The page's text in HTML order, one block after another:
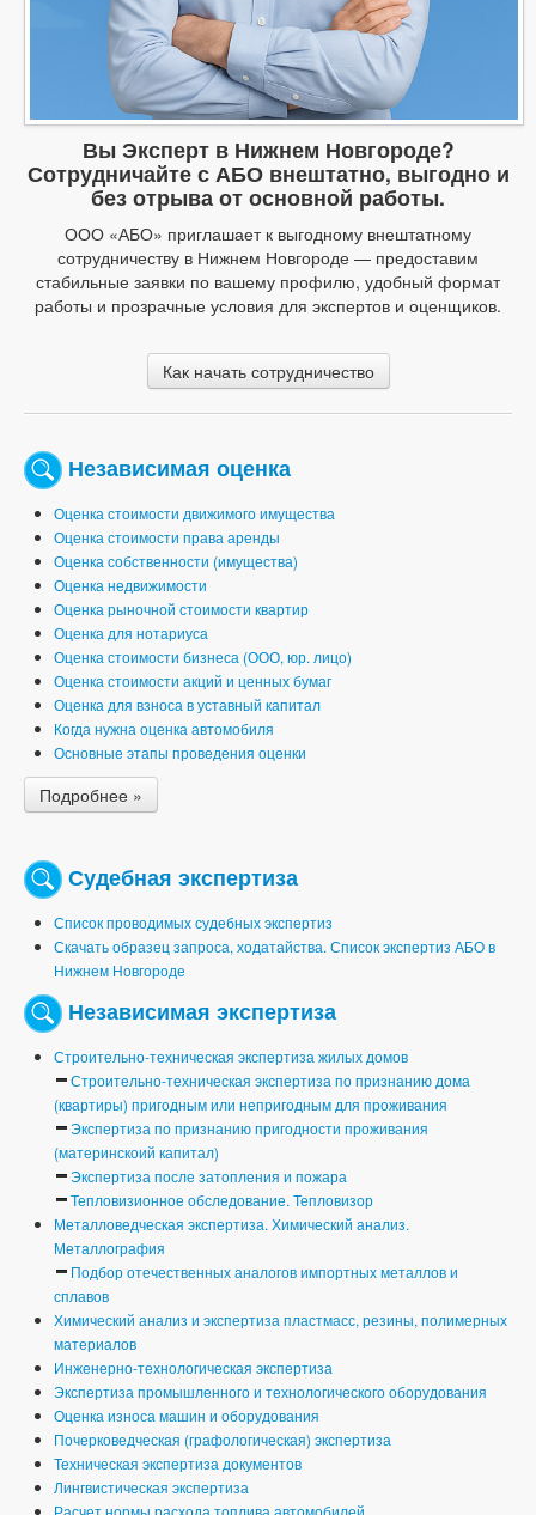
Вы Эксперт в Нижнем Новгороде?
Сотрудничайте с АБО внештатно, выгодно и
без отрыва от основной работы.
ООО «АБО» приглашает к выгодному внештатному
сотрудничеству в Нижнем Новгороде — предоставим
стабильные заявки по вашему профилю, удобный формат
работы и прозрачные условия для экспертов и оценщиков.
Как начать сотрудничество
Независимая оценка
Оценка стоимости движимого имущества
Оценка стоимости права аренды
Оценка собственности (имущества)
Оценка недвижимости
Оценка рыночной стоимости квартир
Оценка для нотариуса
Оценка стоимости бизнеса (ООО, юр. лицо)
Оценка стоимости акций и ценных бумаг
Оценка для взноса в уставный капитал
Когда нужна оценка автомобиля
Основные этапы проведения оценки
Подробнее »
Судебная экспертиза
Список проводимых судебных экспертиз
Скачать образец запроса, ходатайства. Список экспертиз АБО в
Нижнем Новгороде
Независимая экспертиза
Строительно-техническая экспертиза жилых домов
Строительно-техническая экспертиза по признанию дома
(квартиры) пригодным или непригодным для проживания
Экспертиза по признанию пригодности проживания
(материнскоий капитал)
Экспертиза после затопления и пожара
Тепловизионное обследование. Тепловизор
Металловедческая экспертиза. Химический анализ.
Металлография
Подбор отечественных аналогов импортных металлов и
сплавов
Химический анализ и экспертиза пластмасс, резины, полимерных
материалов
Инженерно-технологическая экспертиза
Экспертиза промышленного и технологического оборудования
Оценка износа машин и оборудования
Почерковедческая (графологическая) экспертиза
Техническая экспертиза документов
Лингвистическая экспертиза